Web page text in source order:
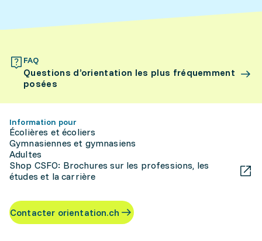
FAQ
Questions d’orientation les plus fréquemment
posées
Information pour
Écolières et écoliers
Gymnasiennes et gymnasiens
Adultes
Shop CSFO: Brochures sur les professions, les
études et la carrière
Contacter orientation.ch